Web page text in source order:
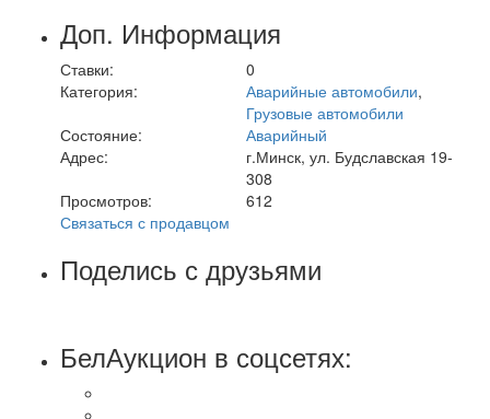
Доп. Информация
Ставки:
0
Категория:
Аварийные автомобили,
Грузовые автомобили
Состояние:
Аварийный
Адрес:
г.Минск, ул. Будславская 19-
308
Просмотров:
612
Связаться с продавцом
Поделись с друзьями
БелАукцион в соцсетях: